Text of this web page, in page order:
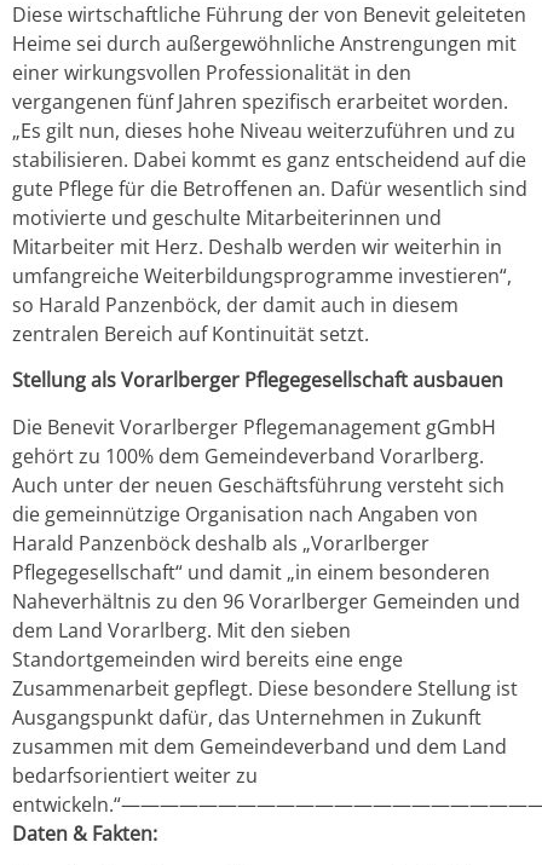
Diese wirtschaftliche Führung der von Benevit geleiteten
Heime sei durch außergewöhnliche Anstrengungen mit
einer wirkungsvollen Professionalität in den
vergangenen fünf Jahren spezifisch erarbeitet worden.
„Es gilt nun, dieses hohe Niveau weiterzuführen und zu
stabilisieren. Dabei kommt es ganz entscheidend auf die
gute Pflege für die Betroffenen an. Dafür wesentlich sind
motivierte und geschulte Mitarbeiterinnen und
Mitarbeiter mit Herz. Deshalb werden wir weiterhin in
umfangreiche Weiterbildungsprogramme investieren“,
so Harald Panzenböck, der damit auch in diesem
zentralen Bereich auf Kontinuität setzt.
Stellung als Vorarlberger Pflegegesellschaft ausbauen
Die Benevit Vorarlberger Pflegemanagement gGmbH
gehört zu 100% dem Gemeindeverband Vorarlberg.
Auch unter der neuen Geschäftsführung versteht sich
die gemeinnützige Organisation nach Angaben von
Harald Panzenböck deshalb als „Vorarlberger
Pflegegesellschaft“ und damit „in einem besonderen
Naheverhältnis zu den 96 Vorarlberger Gemeinden und
dem Land Vorarlberg. Mit den sieben
Standortgemeinden wird bereits eine enge
Zusammenarbeit gepflegt. Diese besondere Stellung ist
Ausgangspunkt dafür, das Unternehmen in Zukunft
zusammen mit dem Gemeindeverband und dem Land
bedarfsorientiert weiter zu
Daten & Fakten: